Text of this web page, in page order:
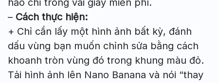
hảo chỉ trong vài giây miễn phí.
– Cách thực hiện:
+ Chỉ cần lấy một hình ảnh bất kỳ, đánh
dấu vùng bạn muốn chỉnh sửa bằng cách
khoanh tròn vùng đó trong khung màu đỏ.
Tải hình ảnh lên Nano Banana và nói “thay